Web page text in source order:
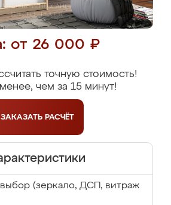
от 26 000 ₽
точную стоимость!
чем за 15 минут!
ЗАКАЗАТЬ РАСЧЁТ
(зеркало, ДСП, витраж